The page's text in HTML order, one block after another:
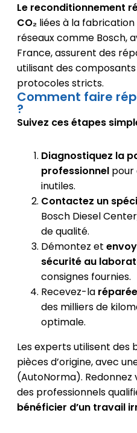
Le reconditionnement
CO₂liées à la fabrication
réseaux comme Bosch,
France, assurent des
utilisant des composants
protocoles stricts.
Comment faire
?
Suivez ces étapes
Diagnostiquez la
professionnelpour
inutiles.
Contactez un
Bosch Diesel
de qualité.
Démontez et
sécurité au
consignes fournies.
Recevez-la
des milliers de
optimale.
Les experts utilisent des
pièces d’origine, avec
(AutoNorma).
des professionnels
bénéficier d’un travail